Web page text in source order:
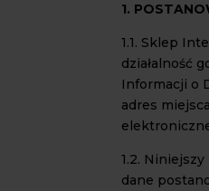
1.
1.1. Sklep
działalność
Informacji o
adres
1.2.
dane